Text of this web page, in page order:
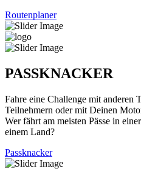
Routenplaner
PASSKNACKER
Fahre eine Challenge mit anderen
Teilnehmern oder mit Deinen
Wer fährt am meisten Pässe in
einem Land?
Passknacker